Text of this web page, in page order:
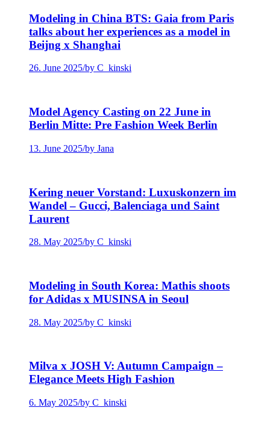
Modeling in China BTS: Gaia from Paris
talks about her experiences as a model in
Beijng x Shanghai
26. June 2025/by C_kinski
Model Agency Casting on 22 June in
Berlin Mitte: Pre Fashion Week Berlin
13. June 2025/by Jana
Kering neuer Vorstand: Luxuskonzern im
Wandel – Gucci, Balenciaga und Saint
Laurent
28. May 2025/by C_kinski
Modeling in South Korea: Mathis shoots
for Adidas x MUSINSA in Seoul
28. May 2025/by C_kinski
Milva x JOSH V: Autumn Campaign –
Elegance Meets High Fashion
6. May 2025/by C_kinski